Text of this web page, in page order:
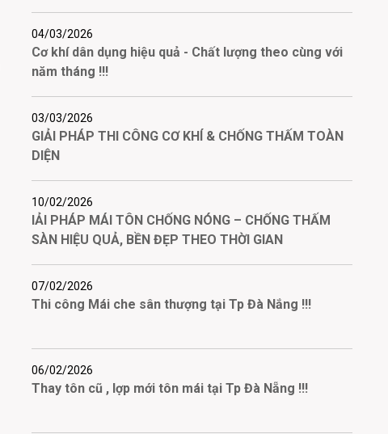
04/03/2026
Cơ khí dân dụng hiệu quả - Chất lượng theo cùng với
năm tháng !!!
03/03/2026
GIẢI PHÁP THI CÔNG CƠ KHÍ & CHỐNG THẤM TOÀN
DIỆN
10/02/2026
IẢI PHÁP MÁI TÔN CHỐNG NÓNG – CHỐNG THẤM
SÀN HIỆU QUẢ, BỀN ĐẸP THEO THỜI GIAN
07/02/2026
Thi công Mái che sân thượng tại Tp Đà Nắng !!!
06/02/2026
Thay tôn cũ , lợp mới tôn mái tại Tp Đà Nẵng !!!